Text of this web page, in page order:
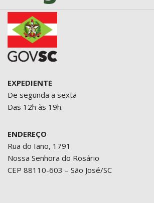
EXPEDIENTE
De segunda a sexta
Das 12h às 19h.
ENDEREÇO
Rua do Iano, 1791
Nossa Senhora do Rosário
CEP 88110-603 – São José/SC